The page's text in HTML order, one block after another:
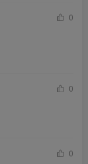
0
0
0